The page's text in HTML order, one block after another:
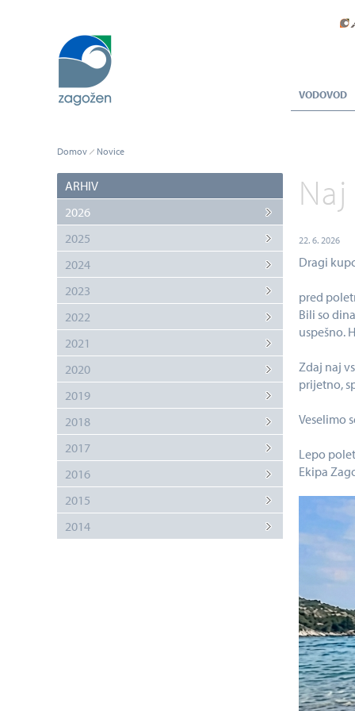
VODOVOD
Domov Novice
22. 6. 2026
Dragi
pred
Bili so
uspešno.
Zdaj naj
prijetno,
Veselimo
Lepo
Ekipa
ARHIV
2026
2025
2024
2023
2022
2021
2020
2019
2018
2017
2016
2015
2014